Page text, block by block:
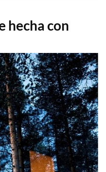
hecha con